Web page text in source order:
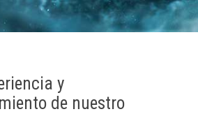
y
de nuestro